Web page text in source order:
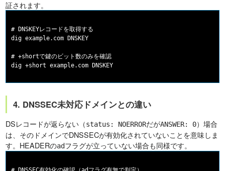
証されます。
# DNSKEYレコードを取得する
dig example.com DNSKEY
# +shortで鍵のビット数のみを確認
4. DNSSEC未対応ドメインとの違い
DSレコードが返らない（status: NOERRORだがANSWER: 0）場合
は、そのドメインでDNSSECが有効化されていないことを意味しま
す。HEADERのadフラグが立っていない場合も同様です。